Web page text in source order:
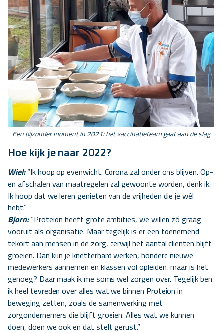
Een bijzonder moment in 2021: het vaccinatieteam gaat aan de slag
Hoe kijk je naar 2022?
Wiel: “Ik hoop op evenwicht. Corona zal onder ons blijven. Op-
en afschalen van maatregelen zal gewoonte worden, denk ik.
Ik hoop dat we leren genieten van de vrijheden die je wél
hebt.”
Bjorn:“Proteion heeft grote ambities, we willen zó graag
vooruit als organisatie. Maar tegelijk is er een toenemend
tekort aan mensen in de zorg, terwijl het aantal cliënten blijft
groeien. Dan kun je knetterhard werken, honderd nieuwe
medewerkers aannemen en klassen vol opleiden, maar is het
genoeg? Daar maak ik me soms wel zorgen over. Tegelijk ben
ik heel tevreden over alles wat we binnen Proteion in
beweging zetten, zoals de samenwerking met
zorgondernemers die blijft groeien. Alles wat we kunnen
doen, doen we ook en dat stelt gerust.”